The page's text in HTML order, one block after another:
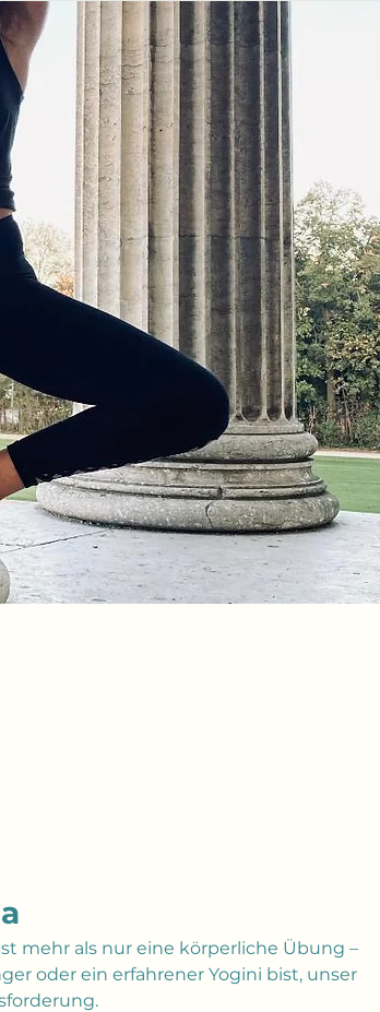
mehr als nur eine körperliche Übung –
oder ein erfahrener Yogini bist, unser